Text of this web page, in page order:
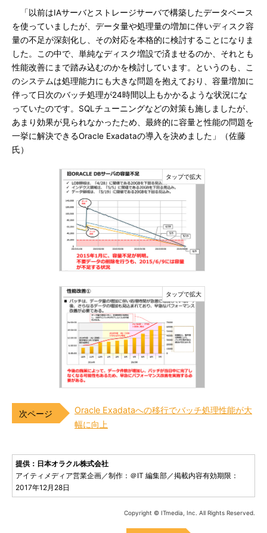
「以前はIAサーバとストレージサーバで構築したデータベース
を使っていましたが、データ量や処理量の増加に伴いディスク容
量の不足が深刻化し、その対応を本格的に検討することになりま
した。この中で、単純なディスク増設で済ませるのか、それとも
性能改善にまで踏み込むのかを検討しています。というのも、こ
のシステムは処理能力にも大きな問題を抱えており、容量増加に
伴って日次のバッチ処理が24時間以上もかかるような状況にな
っていたのです。SQLチューニングなどの対策も施しましたが、
あまり効果が見られなかったため、最終的に容量と性能の問題を
一挙に解決できるOracle Exadataの導入を決めました」（佐藤
氏）
Oracle Exadataへの移行でバッチ処理性能が大
幅に向上
提供：日本オラクル株式会社
アイティメディア営業企画／制作：＠IT 編集部／掲載内容有効期限：
2017年12月28日
Copyright © ITmedia, Inc. All Rights Reserved.